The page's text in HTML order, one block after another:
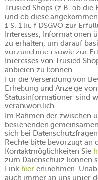
Trusted Shops (z.B. ob
und ob diese
1 S. 1 lit. f DSGVO zur
Interesses, Informationen
zu erhalten, um darauf
vorzunehmen sowie zur
Interesses von Trusted
anbieten zu können.
Für die Versendung von
Erhebung und Anzeige
Statusinformationen sind
verantwortlich.
Im Rahmen der zwischen
bestehenden
sich bei
Rechte bitte bevorzugt an
Kontaktmöglichkeiten Sie
zum Datenschutz können
Link hier entnehmen.
auch immer an uns unter